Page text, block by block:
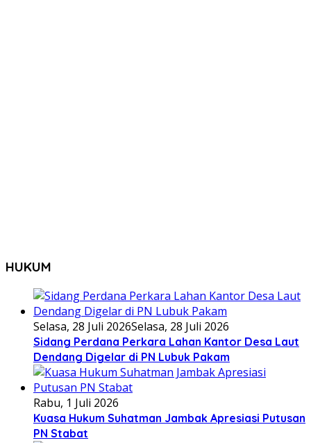
HUKUM
Selasa, 28 Juli 2026Selasa, 28 Juli 2026
Sidang Perdana Perkara Lahan Kantor Desa Laut
Dendang Digelar di PN Lubuk Pakam
Rabu, 1 Juli 2026
Kuasa Hukum Suhatman Jambak Apresiasi Putusan
PN Stabat